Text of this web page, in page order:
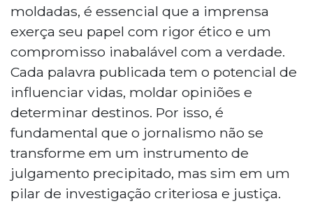
moldadas, é essencial que a imprensa
exerça seu papel com rigor ético e um
compromisso inabalável com a verdade.
Cada palavra publicada tem o potencial de
influenciar vidas, moldar opiniões e
determinar destinos. Por isso, é
fundamental que o jornalismo não se
transforme em um instrumento de
julgamento precipitado, mas sim em um
pilar de investigação criteriosa e justiça.